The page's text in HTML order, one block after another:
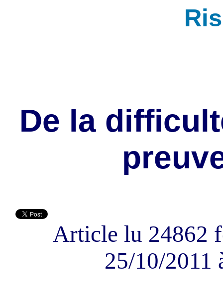
De la
Article lu 24862
25/10/2011